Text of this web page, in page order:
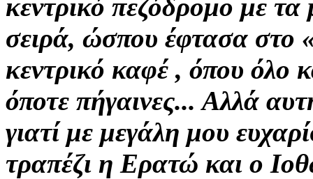
κεντρικό πεζόδρομο με τα
σειρά, ώσπου έφτασα στο
κεντρικό καφέ , όπου όλο
όποτε πήγαινες... Αλλά
γιατί με μεγάλη μου
τραπέζι η Ερατώ και ο